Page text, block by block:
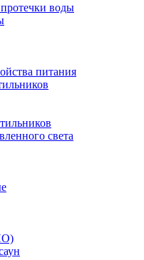
воды
питания
света